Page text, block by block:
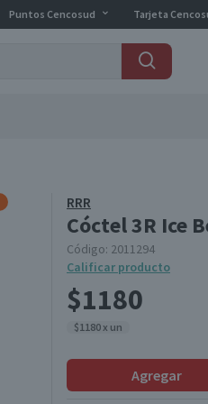
Puntos Cencosud Tarjeta
RRR
Cóctel 3R Ice
Código: 2011294
Calificar producto
$1180
$1180 x un
Agregar